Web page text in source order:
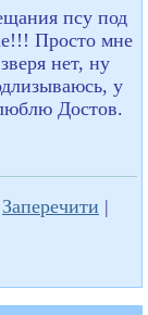
псу под
Просто мне
зверя нет, ну
у
Достов.
Заперечити |